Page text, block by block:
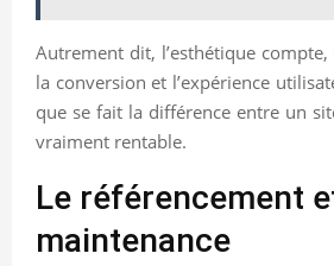
Autrement dit, l’esthétique
la conversion et l’expérience
que se fait la différence entre un
vraiment rentable.
Le référencement
maintenance